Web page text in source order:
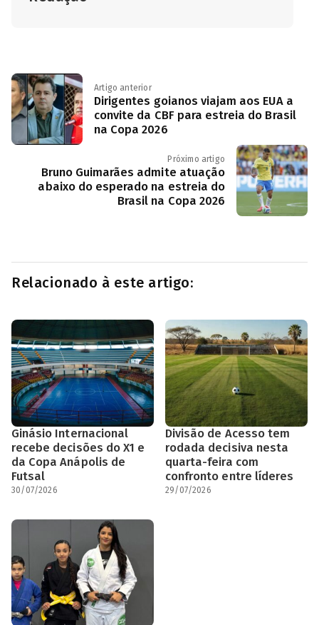
Artigo anterior
Dirigentes goianos viajam aos EUA a
convite da CBF para estreia do Brasil
na Copa 2026
Próximo artigo
Bruno Guimarães admite atuação
abaixo do esperado na estreia do
Brasil na Copa 2026
Relacionado à este artigo:
Ginásio Internacional
recebe decisões do X1 e
da Copa Anápolis de
Futsal
30/07/2026
Divisão de Acesso tem
rodada decisiva nesta
quarta-feira com
confronto entre líderes
29/07/2026